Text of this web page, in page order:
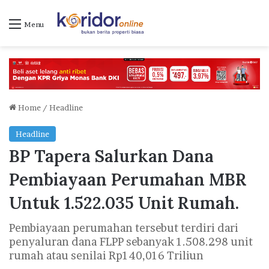
Menu
Home / Headline
Headline
BP Tapera Salurkan Dana
Pembiayaan Perumahan MBR
Untuk 1.522.035 Unit Rumah.
Pembiayaan perumahan tersebut terdiri dari
penyaluran dana FLPP sebanyak 1.508.298 unit
rumah atau senilai Rp140,016 Triliun